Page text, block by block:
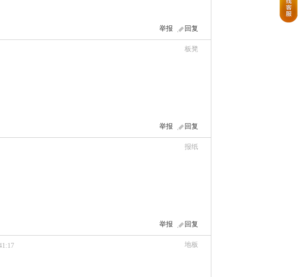
回复
举报
板凳
回复
举报
报纸
回复
举报
地板